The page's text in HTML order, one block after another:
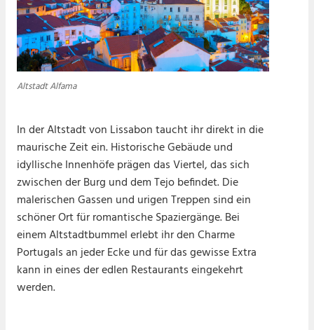
Altstadt Alfama
In der Altstadt von Lissabon taucht ihr direkt in die
maurische Zeit ein. Historische Gebäude und
idyllische Innenhöfe prägen das Viertel, das sich
zwischen der Burg und dem Tejo befindet. Die
malerischen Gassen und urigen Treppen sind ein
schöner Ort für romantische Spaziergänge. Bei
einem Altstadtbummel erlebt ihr den Charme
Portugals an jeder Ecke und für das gewisse Extra
kann in eines der edlen Restaurants eingekehrt
werden.